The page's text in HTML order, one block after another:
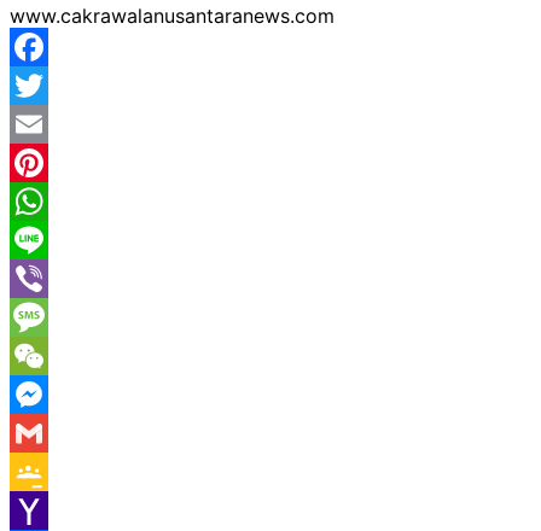
www.cakrawalanusantaranews.com
Facebook
Twitter
Email
Pinterest
WhatsApp
Line
Viber
Message
WeChat
Messenger
Gmail
Google